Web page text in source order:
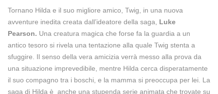
Tornano Hilda e il suo migliore amico, Twig, in una nuova
avventure inedita creata dall’ideatore della saga, Luke
Pearson. Una creatura magica che forse fa la guardia a un
antico tesoro si rivela una tentazione alla quale Twig stenta a
sfuggire. Il senso della vera amicizia verrà messo alla prova da
una situazione imprevedibile, mentre Hilda cerca disperatamente
il suo compagno tra i boschi, e la mamma si preoccupa per lei. La
saga di Hilda è anche una stupenda serie animata che trovate su